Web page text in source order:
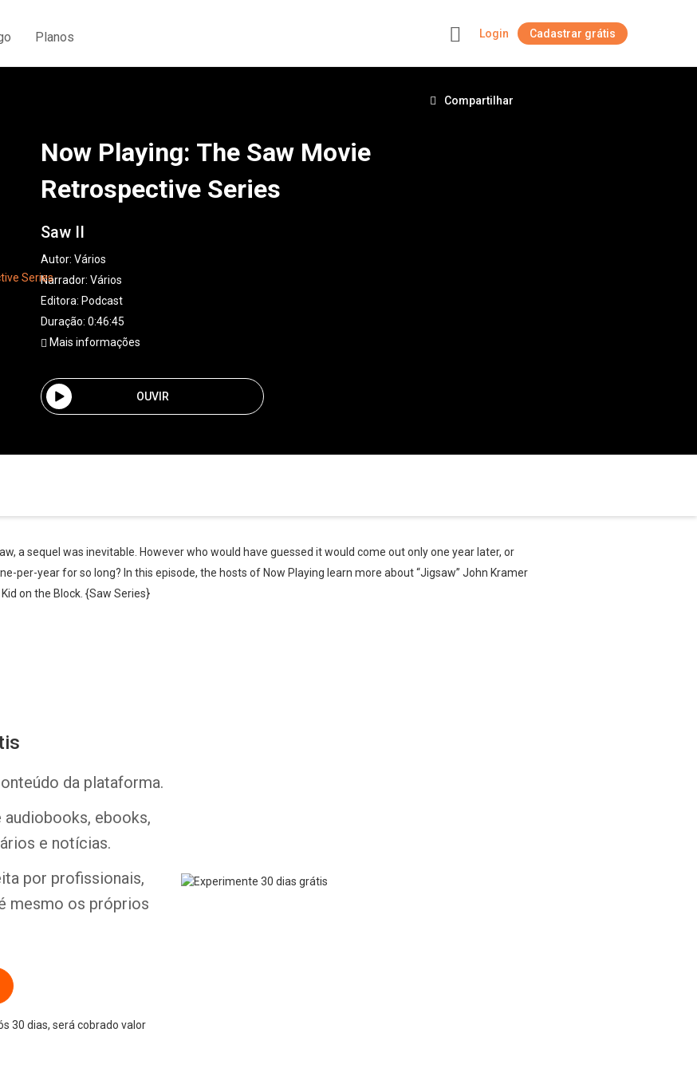
Planos Login Cadastrar grátis
Compartilhar
Now Playing: The Saw Movie
Retrospective Series
Saw II
Autor: Vários
Narrador: Vários
Editora: Podcast
Duração: 0:46:45
Mais informações
OUVIR
a sequel was inevitable. However who would have guessed it would come out only one year later, or
per-year for so long? In this episode, the hosts of Now Playing learn more about “Jigsaw” John Kramer
on the Block. {Saw Series}
da plataforma.
ebooks,
e notícias.
por profissionais,
mesmo os próprios
30 dias, será cobrado valor
Facebook